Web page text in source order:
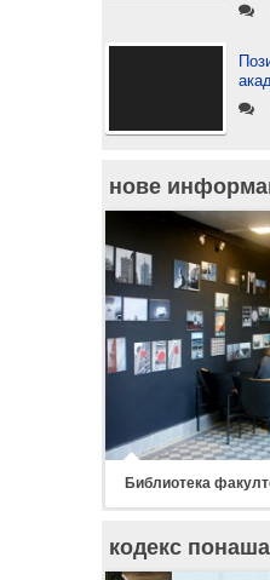
нове
Библиотека
кодекс